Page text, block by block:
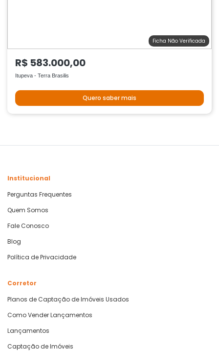
Ficha Não Verificada
R$ 583.000,00
Itupeva - Terra Brasilis
Quero saber mais
Institucional
Perguntas Frequentes
Quem Somos
Fale Conosco
Blog
Política de Privacidade
Corretor
Planos de Captação de Imóveis Usados
Como Vender Lançamentos
Lançamentos
Captação de Imóveis